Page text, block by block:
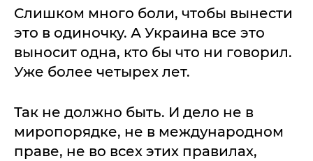
Слишком много боли, чтобы вынести
это в одиночку. А Украина все это
выносит одна, кто бы что ни говорил.
Уже более четырех лет.
Так не должно быть. И дело не в
миропорядке, не в международном
праве, не во всех этих правилах,